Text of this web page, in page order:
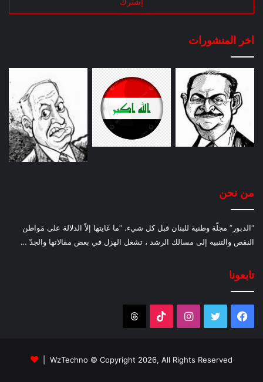
اخر المنشورات
من نحن
“الدبور” مجلّة وطنية للبنان قبل كل شيء. “ما غايتها إلاّ الدلالة على مَواطن
النقص والتنبيه إلى مسالك الرشد ، تشغل الهزل في بعض مقالاتها والجدّ …
تابعونا
فيسبوك تويتر انستقرام‫TikTok
WzTechno © Copyright 2026, All Rights Reserved |